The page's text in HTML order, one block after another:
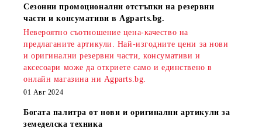
Сезонни промоционални отстъпки на резервни
части и консумативи в Agparts.bg.
Невероятно съотношение цена-качество на
предлаганите артикули. Най-изгодните цени за нови
и оригинални резервни части, консумативи и
аксесоари може да откриете само и единствено в
онлайн магазина ни Agparts.bg.
01 Авг 2024
Богата палитра от нови и оригинални артикули за
земеделска техника